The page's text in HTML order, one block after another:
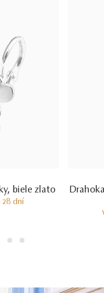
biele zlato
dní
9 10